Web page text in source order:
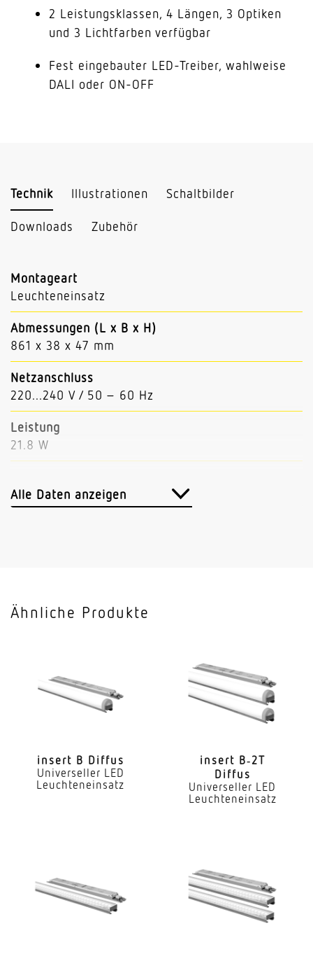
2 Leistungsklassen, 4 Längen, 3 Optiken
und 3 Lichtfarben verfügbar
Fest eingebauter LED-Treiber, wahlweise
DALI oder ON-OFF
Technik Illustrationen Schaltbilder
Downloads Zubehör
Montageart
Leuchteneinsatz
Abmessungen (L x B x H)
861 x 38 x 47 mm
Netzanschluss
220...240 V / 50 – 60 Hz
Leistung
21.8 W
3593 lm
Dimmung DALI
Farbtemperatur
4000 K
Geeignet für Lichtbandkonfiguration
Alle Daten anzeigen
Ähnliche Produkte
insert B Diffus
Universeller LED
Leuchteneinsatz
insert B‑2T
Diffus
Universeller LED
Leuchteneinsatz